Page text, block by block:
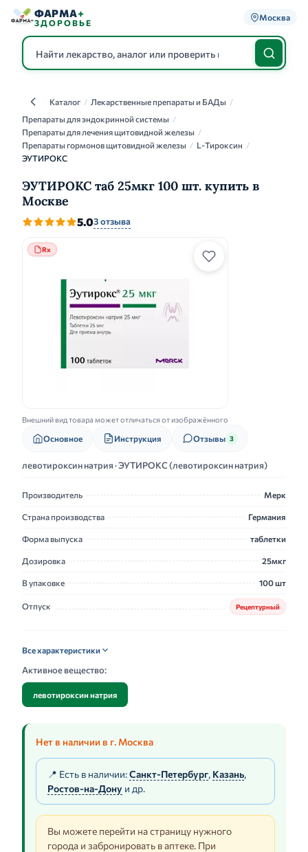
ФАРМА+
ЗДОРОВЬЕ
Москва
КаталогКаталог / Лекарственные препараты и БАДы /
Препараты для эндокринной системы /
Препараты для лечения щитовидной железы /
Препараты гормонов щитовидной железы / L-Тироксин /
ЭУТИРОКС
ЭУТИРОКС таб 25мкг 100 шт. купить в
Москве
5.03 отзыва
Rx
Внешний вид товара может отличаться от изображённого
Основное Инструкция Отзывы 3
левотироксин натрия · ЭУТИРОКС (левотироксин натрия)
Производитель Мерк
Страна производства Германия
Форма выпуска таблетки
Дозировка 25мкг
В упаковке 100 шт
Отпуск Рецептурный
Все характеристики
Активное вещество:
левотироксин натрия
Нет в наличии в г. Москва
📍 Есть в наличии:Санкт-Петербург, Казань,
Ростов-на-Дону и др.
Вы можете перейти на страницу нужного
города и забронировать в аптеке. При